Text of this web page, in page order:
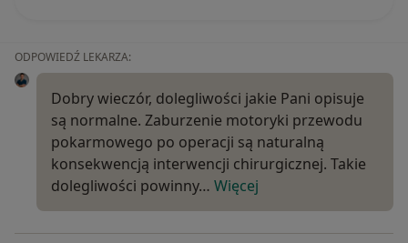
ODPOWIEDŹ LEKARZA:
Dobry wieczór, dolegliwości jakie Pani opisuje
są normalne. Zaburzenie motoryki przewodu
pokarmowego po operacji są naturalną
konsekwencją interwencji chirurgicznej. Takie
dolegliwości powinny… Więcej